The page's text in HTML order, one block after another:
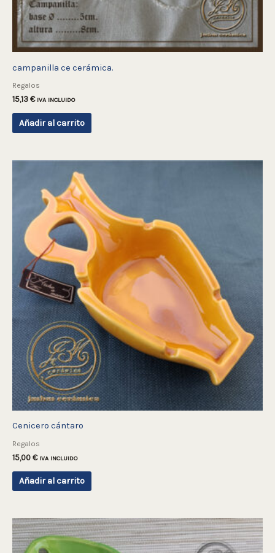
campanilla ce cerámica.
Regalos
15,13 € IVA INCLUIDO
Añadir al carrito
Cenicero cántaro
Regalos
15,00 € IVA INCLUIDO
Añadir al carrito